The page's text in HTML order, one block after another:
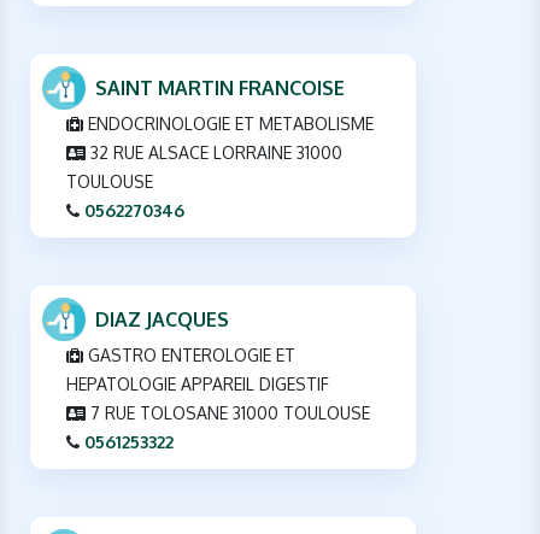
SAINT MARTIN FRANCOISE
ENDOCRINOLOGIE ET METABOLISME
32 RUE ALSACE LORRAINE 31000
TOULOUSE
0562270346
DIAZ JACQUES
GASTRO ENTEROLOGIE ET
HEPATOLOGIE APPAREIL DIGESTIF
7 RUE TOLOSANE 31000 TOULOUSE
0561253322